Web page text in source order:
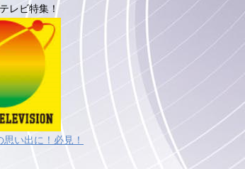
レビ特集！
い出に！必見！